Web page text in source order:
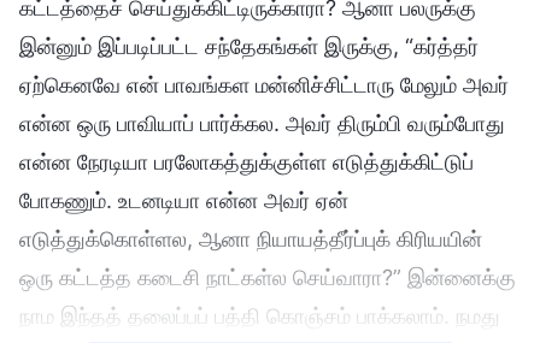
கட்டத்தைச் செய்துக்கிட்டிருக்காரா? ஆனா பலருக்கு
இன்னும் இப்படிப்பட்ட சந்தேகங்கள் இருக்கு, “கர்த்தர்
ஏற்கெனவே என் பாவங்கள மன்னிச்சிட்டாரு மேலும் அவர்
என்ன ஒரு பாவியாப் பார்க்கல. அவர் திரும்பி வரும்போது
என்ன நேரடியா பரலோகத்துக்குள்ள எடுத்துக்கிட்டுப்
போகணும். உடனடியா என்ன அவர் ஏன்
எடுத்துக்கொள்ளல, ஆனா நியாயத்தீர்ப்புக் கிரியயின்
ஒரு கட்டத்த கடைசி நாட்கள்ல செய்வாரா?” இன்னைக்கு
நாம இந்தத் தலைப்பப் பத்தி கொஞ்சம் பாக்கலாம். நமது